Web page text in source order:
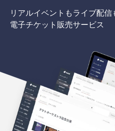
リアルイベントもライブ配信
電子チケット販売サービス